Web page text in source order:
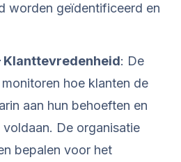
worden geïdentificeerd en
Klanttevredenheid: De
hoe klanten de
aan hun behoeften en
De organisatie
bepalen voor het